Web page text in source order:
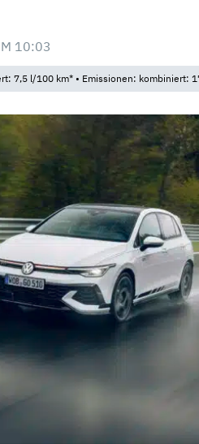
10:03
7,5 l/100 km* • Emissionen: kombiniert: